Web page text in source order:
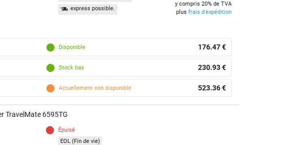
express possible.
y compris 20% de TVA
plus frais d'expédition
Disponible 176.47 €
Stock bas 230.93 €
Actuellement non disponible 523.36 €
TravelMate 6595TG
Épuisé
EOL (Fin de vie)